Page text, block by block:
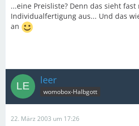
...eine Preisliste? Denn das sieht fast
Individualfertigung aus... Und das
an
leer
womobox-Halbgott
22. März 2003 um 17:26